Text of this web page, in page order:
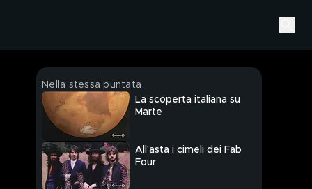
Nella stessa puntata
La scoperta italiana su
Marte
All'asta i cimeli dei Fab
Four